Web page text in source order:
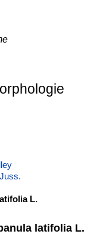
L.
latifolia L.